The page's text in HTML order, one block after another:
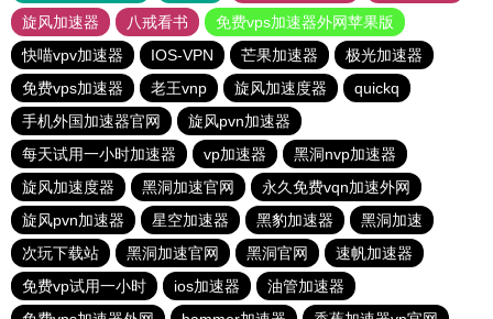
旋风加速器
八戒看书
免费vps加速器外网苹果版
快喵vpv加速器
IOS-VPN 芒果加速器
极光加速器
免费vps加速器
老王vnp 旋风加速度器
quickq
手机外国加速器官网
旋风pvn加速器
每天试用一小时加速器
vp加速器
黑洞nvp加速器
旋风加速度器
黑洞加速官网
永久免费vqn加速外网
旋风pvn加速器
星空加速器 黑豹加速器
黑洞加速
次玩下载站
黑洞加速官网 黑洞官网
速帆加速器
免费vp试用一小时
ios加速器
油管加速器